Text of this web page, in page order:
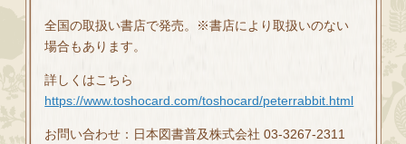
全国の取扱い書店で発売。※書店により取扱いのない
場合もあります。
詳しくはこちら
https://www.toshocard.com/toshocard/peterrabbit.html
お問い合わせ：日本図書普及株式会社 03-3267-2311